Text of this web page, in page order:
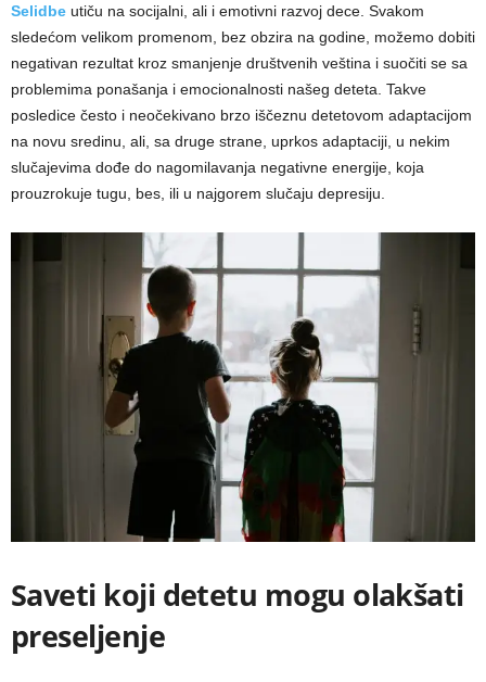
Selidbe utiču na socijalni, ali i emotivni razvoj dece. Svakom
sledećom velikom promenom, bez obzira na godine, možemo dobiti
negativan rezultat kroz smanjenje društvenih veština i suočiti se sa
problemima ponašanja i emocionalnosti našeg deteta. Takve
posledice često i neočekivano brzo iščeznu detetovom adaptacijom
na novu sredinu, ali, sa druge strane, uprkos adaptaciji, u nekim
slučajevima dođe do nagomilavanja negativne energije, koja
prouzrokuje tugu, bes, ili u najgorem slučaju depresiju.
Saveti koji detetu mogu olakšati
preseljenje